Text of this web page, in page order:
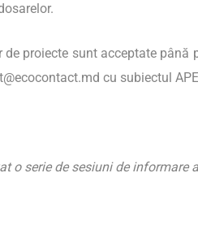
proiecte sunt acceptate până
cu subiectul
o serie de sesiuni de